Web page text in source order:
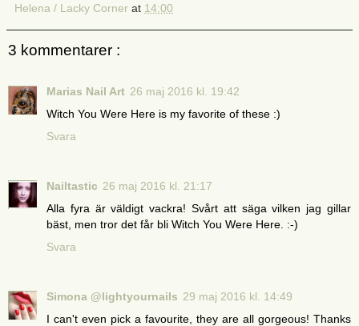
Helena / Lacky Corner at 14:00
3 kommentarer :
Marias Nail Art 26 maj 2016 kl. 19:42
Witch You Were Here is my favorite of these :)
Svara
Nailtastic 26 maj 2016 kl. 21:17
Alla fyra är väldigt vackra! Svårt att säga vilken jag gillar
bäst, men tror det får bli Witch You Were Here. :-)
Svara
Simona @lightyournails 29 maj 2016 kl. 14:49
I can't even pick a favourite, they are all gorgeous! Thanks